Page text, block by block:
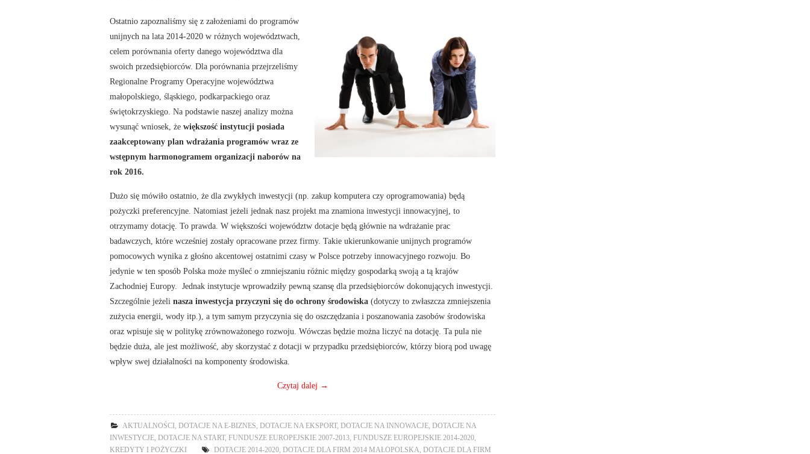
Ostatnio zapoznaliśmy się z założeniami do programów
unijnych na lata 2014-2020 w różnych województwach,
celem porównania oferty danego województwa dla
swoich przedsiębiorców. Dla porównania przejrzeliśmy
Regionalne Programy Operacyjne województwa
małopolskiego, śląskiego, podkarpackiego oraz
świętokrzyskiego. Na podstawie naszej analizy można
wysunąć wniosek, że większość instytucji posiada
zaakceptowany plan wdrażania programów wraz ze
wstępnym harmonogramem organizacji naborów na
rok 2016.
Dużo się mówiło ostatnio, że dla zwykłych inwestycji (np. zakup komputera czy oprogramowania) będą
pożyczki preferencyjne. Natomiast jeżeli jednak nasz projekt ma znamiona inwestycji innowacyjnej, to
otrzymamy dotację. To prawda. W większości województw dotacje będą głównie na wdrażanie prac
badawczych, które wcześniej zostały opracowane przez firmy. Takie ukierunkowanie unijnych programów
pomocowych wynika z głośno akcentowej ostatnimi czasy w Polsce potrzeby innowacyjnego rozwoju. Bo
jedynie w ten sposób Polska może myśleć o zmniejszaniu różnic między gospodarką swoją a tą krajów
Zachodniej Europy. Jednak instytucje wprowadziły pewną szansę dla przedsiębiorców dokonujących inwestycji.
Szczególnie jeżeli nasza inwestycja przyczyni się do ochrony środowiska (dotyczy to zwłaszcza zmniejszenia
zużycia energii, wody itp.), a tym samym przyczynia się do oszczędzania i poszanowania zasobów środowiska
oraz wpisuje się w politykę zrównoważonego rozwoju. Wówczas będzie można liczyć na dotację. Ta pula nie
będzie duża, ale jest możliwość, aby skorzystać z dotacji w przypadku przedsiębiorców, którzy biorą pod uwagę
wpływ swej działalności na komponenty środowiska.
Czytaj dalej →
AKTUALNOŚCI DOTACJE NA E-BIZNES DOTACJE NA EKSPORT, DOTACJE NA INNOWACJE, DOTACJE NA
INWESTYCJE DOTACJE NA START, FUNDUSZE EUROPEJSKIE 2007-2013 FUNDUSZE EUROPEJSKIE 2014-2020
KREDYTY I POŻYCZKI
DOTACJE 2014-2020, DOTACJE DLA FIRM 2014 MAŁOPOLSKA DOTACJE DLA FIRM